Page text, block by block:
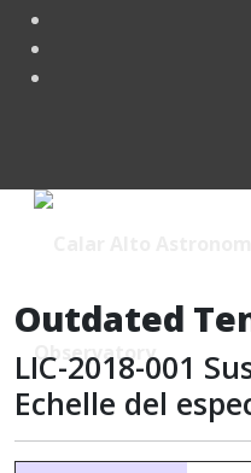
Outdated
LIC-2018-001
Echelle del